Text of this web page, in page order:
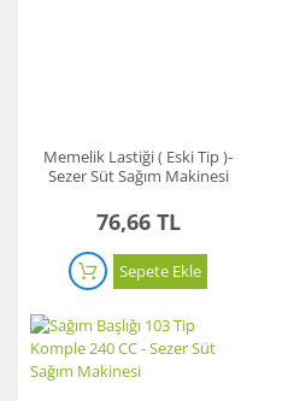
Memelik Lastiği ( Eski Tip )-
Sezer Süt Sağım Makinesi
76,66 TL
Sepete Ekle